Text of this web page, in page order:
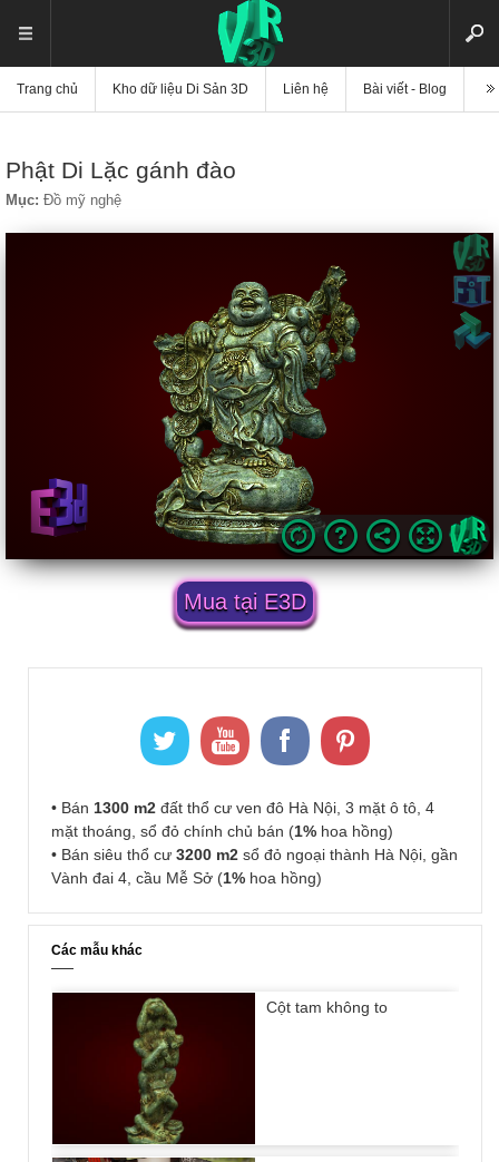
Trang chủ Kho dữ liệu Di Sản 3D Liên hệ Bài viết - Blog
Phật Di Lặc gánh đào
Mục: Đồ mỹ nghệ
Mua tại E3D
• Bán 1300 m2 đất thổ cư ven đô Hà Nội, 3 mặt ô tô, 4
mặt thoáng, sổ đỏ chính chủ bán (1% hoa hồng)
• Bán siêu thổ cư 3200 m2 sổ đỏ ngoại thành Hà Nội, gần
Vành đai 4, cầu Mễ Sở (1% hoa hồng)
Các mẫu khác
Cột tam không to